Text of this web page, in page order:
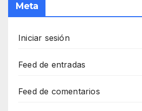
Meta
Iniciar sesión
Feed de entradas
Feed de comentarios